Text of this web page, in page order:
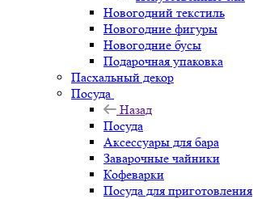
Новогодний текстиль
Новогодние фигуры
Новогодние бусы
Подарочная упаковка
Пасхальный декор
Посуда
Назад
Посуда
Аксессуары для бара
Заварочные чайники
Кофеварки
Посуда для приготовления